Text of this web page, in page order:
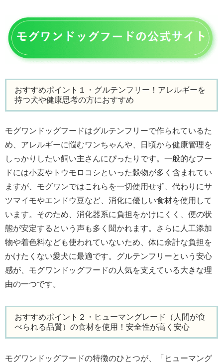
おすすめポイント１・グルテンフリー！アレルギーを
持つ犬や健康思考の方におすすめ
モグワンドッグフードはグルテンフリーで作られているた
め、アレルギーに悩むワンちゃんや、日頃から健康管理を
しっかりしたい飼い主さんにぴったりです。一般的なフー
ドには小麦やトウモロコシといった穀物が多く含まれてい
ますが、モグワンではこれらを一切使用せず、代わりにサ
ツマイモやエンドウ豆など、消化に優しい食材を使用して
います。そのため、消化器系に負担をかけにくく、便の状
態が安定するという声も多く聞かれます。さらに人工添加
物や着色料なども使われていないため、体に余計な負担を
かけたくない愛犬に最適です。グルテンフリーという安心
感が、モグワンドッグフードの人気を支えている大きな理
由の一つです。
おすすめポイント２・ヒューマングレード（人間が食
べられる品質）の食材を使用！安全性が高く安心
モグワンドッグフードの特徴のひとつが、「ヒューマング